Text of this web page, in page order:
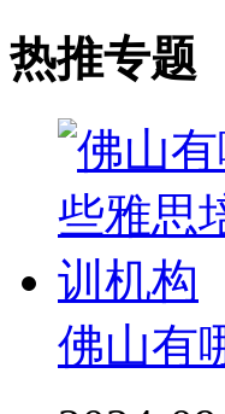
热推专题
佛山有